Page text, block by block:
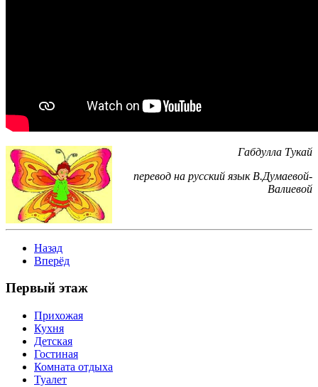
Габдулла Тукай
перевод на русский язык В.Думаевой-
Валиевой
Назад
Вперёд
Первый этаж
Прихожая
Кухня
Детская
Гостиная
Комната отдыха
Туалет